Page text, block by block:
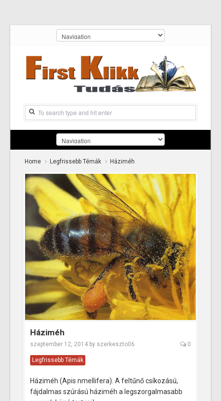
Home Legfrissebb Témák Háziméh
Háziméh
szeptember 12, 2014 by szerkeszto06 0
Legfrissebb Témák
Háziméh (Apis nmellifera). A feltűnő csíkozású,
fájdalmas szúrású háziméh a legszorgalmasabb